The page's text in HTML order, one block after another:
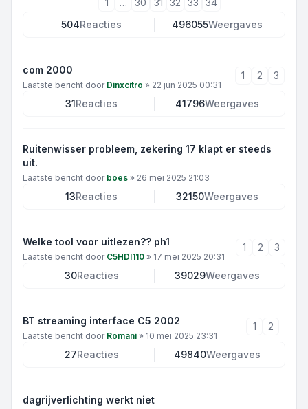
1 … 30 31 32 33
34
504Reacties 496055Weergaves
com 2000
Laatste bericht door Dinxcitro » 22 jun 2025 00:31
1 2 3
31Reacties 41796Weergaves
Ruitenwisser probleem, zekering 17 klapt er steeds
uit.
Laatste bericht door boes » 26 mei 2025 21:03
13Reacties 32150Weergaves
Welke tool voor uitlezen?? ph1
Laatste bericht door C5HDI110 » 17 mei 2025 20:31
1 2 3
30Reacties 39029Weergaves
BT streaming interface C5 2002
Laatste bericht door Romani » 10 mei 2025 23:31
1 2
27Reacties 49840Weergaves
dagrijverlichting werkt niet